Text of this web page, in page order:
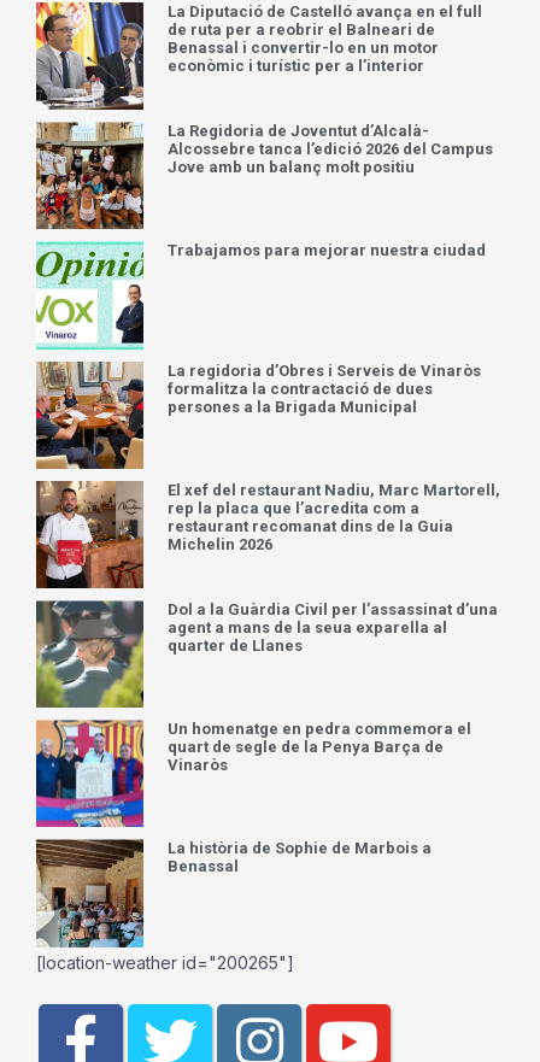
La Diputació de Castelló avança en el full
de ruta per a reobrir el Balneari de
Benassal i convertir-lo en un motor
econòmic i turístic per a l’interior
La Regidoria de Joventut d’Alcalà-
Alcossebre tanca l’edició 2026 del Campus
Jove amb un balanç molt positiu
Trabajamos para mejorar nuestra ciudad
La regidoria d’Obres i Serveis de Vinaròs
formalitza la contractació de dues
persones a la Brigada Municipal
El xef del restaurant Nadiu, Marc Martorell,
rep la placa que l’acredita com a
restaurant recomanat dins de la Guia
Michelin 2026
Dol a la Guàrdia Civil per l’assassinat d’una
agent a mans de la seua exparella al
quarter de Llanes
Un homenatge en pedra commemora el
quart de segle de la Penya Barça de
Vinaròs
La història de Sophie de Marbois a
Benassal
[location-weather id="200265"]